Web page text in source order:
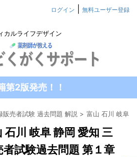
カルライフデザイン
ログイン 無料ユーザー登録
第2版発売！！
販売者試験 過去問題 解説 > 富山 石川 岐阜
川 岐阜 静岡 愛知 三
試験過去問題 第１章